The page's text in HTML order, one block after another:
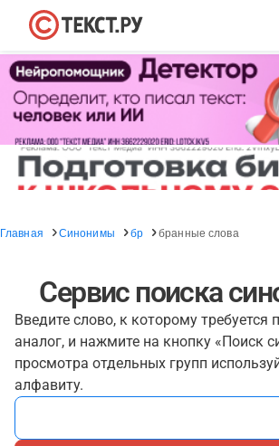
Главная Синонимы бр бранные слова
Сервис поиска
Введите слово, к которому требуется
аналог, и нажмите на кнопку «Поиск
просмотра отдельных групп
алфавиту.